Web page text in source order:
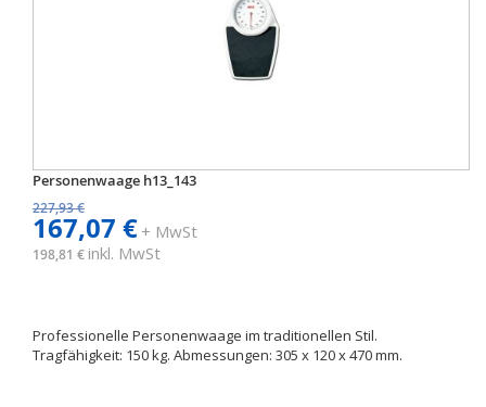
Personenwaage h13_143
227,93 €
167,07 €+ MwSt
198,81 € inkl. MwSt
Professionelle Personenwaage im traditionellen Stil.
Tragfähigkeit: 150 kg. Abmessungen: 305 x 120 x 470 mm.